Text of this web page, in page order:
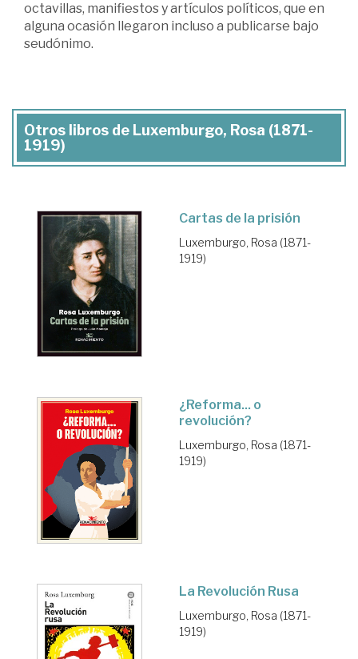
octavillas, manifiestos y artículos políticos, que en
alguna ocasión llegaron incluso a publicarse bajo
seudónimo.
Otros libros de Luxemburgo, Rosa (1871-
1919)
Cartas de la prisión
Luxemburgo, Rosa (1871-
1919)
¿Reforma... o
revolución?
Luxemburgo, Rosa (1871-
1919)
La Revolución Rusa
Luxemburgo, Rosa (1871-
1919)